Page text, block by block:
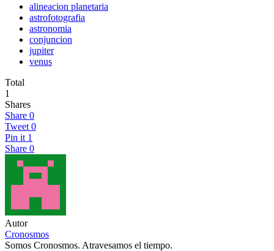
alineacion planetaria
astrofotografia
astronomia
conjuncion
jupiter
venus
Total
1
Shares
Share 0
Tweet 0
Pin it 1
Share 0
Autor
Cronosmos
Somos Cronosmos. Atravesamos el tiempo.